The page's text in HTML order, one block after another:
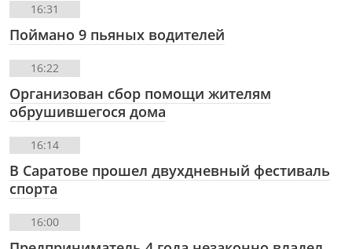
16:31
Поймано 9 пьяных водителей
16:22
Организован сбор помощи жителям
обрушившегося дома
16:14
В Саратове прошел двухдневный фестиваль
спорта
16:00